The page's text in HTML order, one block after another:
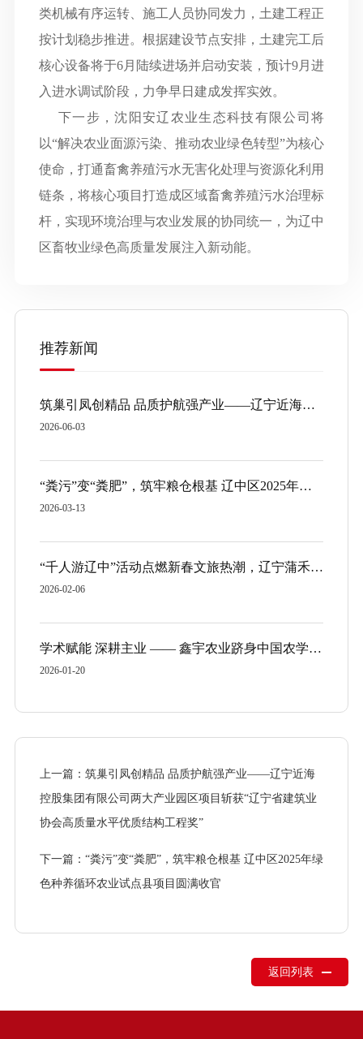
类机械有序运转、施工人员协同发力，土建工程正
按计划稳步推进。根据建设节点安排，土建完工后
核心设备将于6月陆续进场并启动安装，预计9月进
入进水调试阶段，力争早日建成发挥实效。
下一步，沈阳安辽农业生态科技有限公司将
以“解决农业面源污染、推动农业绿色转型”为核心
使命，打通畜禽养殖污水无害化处理与资源化利用
链条，将核心项目打造成区域畜禽养殖污水治理标
杆，实现环境治理与农业发展的协同统一，为辽中
区畜牧业绿色高质量发展注入新动能。
推荐新闻
筑巢引凤创精品 品质护航强产业——辽宁近海控股集团有限公司两大产业园区项目斩获“辽宁省建筑业协会高质量水平优质结构工程奖”
2026-06-03
“粪污”变“粪肥”，筑牢粮仓根基 辽中区2025年绿色种养循环农业试点县项目圆满收官
2026-03-13
“千人游辽中”活动点燃新春文旅热潮，辽宁蒲禾谣文旅传媒有限公司助力辽中区茨榆坨年货大集
2026-02-06
学术赋能 深耕主业 —— 鑫宇农业跻身中国农学会单位会员
2026-01-20
上一篇：筑巢引凤创精品 品质护航强产业——辽宁近海
控股集团有限公司两大产业园区项目斩获“辽宁省建筑业
协会高质量水平优质结构工程奖”
下一篇：“粪污”变“粪肥”，筑牢粮仓根基 辽中区2025年绿
色种养循环农业试点县项目圆满收官
返回列表